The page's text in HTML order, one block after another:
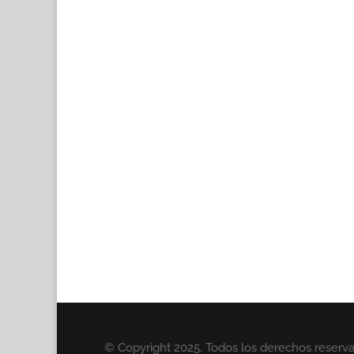
© Copyright 2025. Todos los derechos